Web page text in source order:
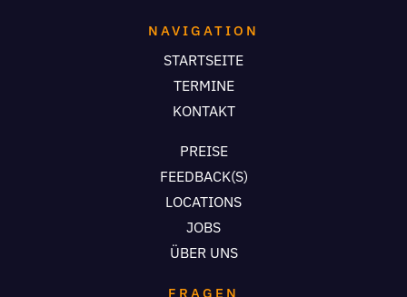
NAVIGATION
STARTSEITE
TERMINE
KONTAKT
PREISE
FEEDBACK(S)
LOCATIONS
JOBS
ÜBER UNS
FRAGEN